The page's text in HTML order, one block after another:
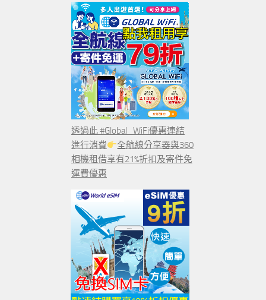
透過此 #Global_WiFi優惠連結
進行消費
全航線分享器與360
相機租借享有21%折扣及寄件免
運費優惠